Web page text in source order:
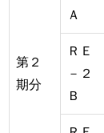
第２
期分
Ａ
ＲＥ
－２
Ｂ